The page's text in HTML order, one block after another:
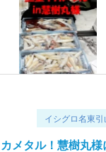
イシグロ名東引
メタル！慧樹丸様